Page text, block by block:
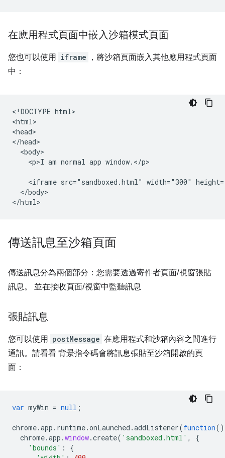
在應用程式頁面中嵌入沙箱模式頁面
您也可以使用 iframe
，將沙箱頁面嵌入其他應用程式頁面
中：
<!DOCTYPE html>
<html>
<head>
</head>
  <body>
    <p>I am normal app window.</p>
<iframe src="sandboxed.html" width="300"
  </body>
傳送訊息至沙箱頁面
傳送訊息分為兩個部分：您需要透過寄件者頁面/視窗張貼
訊息。 並在接收頁面/視窗中監聽訊息
張貼訊息
您可以使用 postMessage 在應用程式和沙箱內容之間進行
通訊。請看看 背景指令碼會將訊息張貼至沙箱開啟的頁
面：
var myWin = null ;
chrome.app . runtime.onLaunched .addListener(function()
chrome.app .window.create( 'sandboxed.html' ,
{
'bounds' :
{